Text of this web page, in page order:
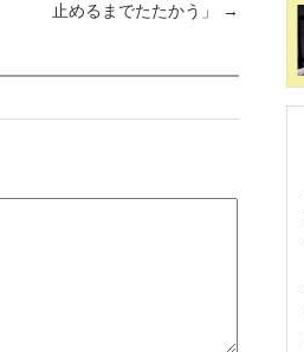
止めるまでたたかう」
→